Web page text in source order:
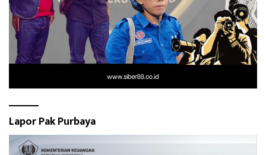
Lapor Pak Purbaya